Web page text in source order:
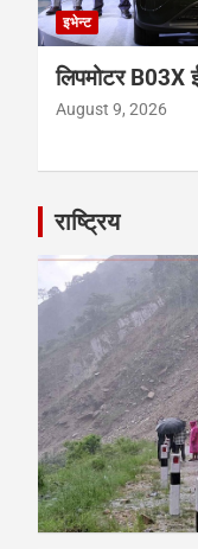
इभेन्ट
लिपमोटर B03X
August 9, 2026
राष्ट्रिय